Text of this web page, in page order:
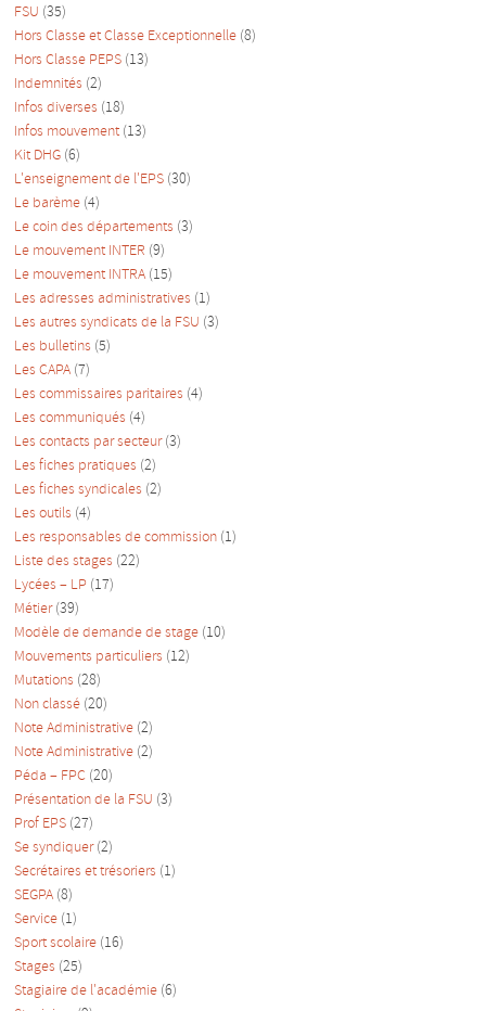
FSU (35)
Hors Classe et Classe Exceptionnelle (8)
Hors Classe PEPS (13)
Indemnités (2)
Infos diverses (18)
Infos mouvement (13)
Kit DHG (6)
L'enseignement de l'EPS (30)
Le barème (4)
Le coin des départements (3)
Le mouvement INTER (9)
Le mouvement INTRA (15)
Les adresses administratives (1)
Les autres syndicats de la FSU (3)
Les bulletins (5)
Les CAPA (7)
Les commissaires paritaires (4)
Les communiqués (4)
Les contacts par secteur(3)
Les fiches pratiques (2)
Les fiches syndicales (2)
Les outils (4)
Les responsables de commission (1)
Liste des stages (22)
Lycées – LP (17)
Métier(39)
Modèle de demande de stage (10)
Mouvements particuliers (12)
Mutations (28)
Non classé (20)
Note Administrative (2)
Note Administrative (2)
Péda – FPC (20)
Présentation de la FSU (3)
Prof EPS (27)
Se syndiquer(2)
Secrétaires et trésoriers (1)
SEGPA (8)
Service (1)
Sport scolaire (16)
Stages (25)
Stagiaire de l'académie (6)